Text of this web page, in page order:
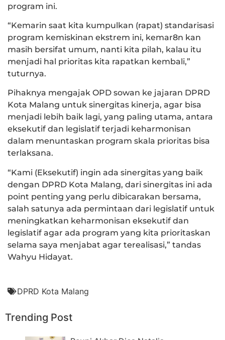
program ini.
“Kemarin saat kita kumpulkan (rapat) standarisasi
program kemiskinan ekstrem ini, kemar8n kan
masih bersifat umum, nanti kita pilah, kalau itu
menjadi hal prioritas kita rapatkan kembali,”
tuturnya.
Pihaknya mengajak OPD sowan ke jajaran DPRD
Kota Malang untuk sinergitas kinerja, agar bisa
menjadi lebih baik lagi, yang paling utama, antara
eksekutif dan legislatif terjadi keharmonisan
dalam menuntaskan program skala prioritas bisa
terlaksana.
“Kami (Eksekutif) ingin ada sinergitas yang baik
dengan DPRD Kota Malang, dari sinergitas ini ada
point penting yang perlu dibicarakan bersama,
salah satunya ada permintaan dari legislatif untuk
meningkatkan keharmonisan eksekutif dan
legislatif agar ada program yang kita prioritaskan
selama saya menjabat agar terealisasi,” tandas
Wahyu Hidayat.
DPRD Kota Malang
Trending Post